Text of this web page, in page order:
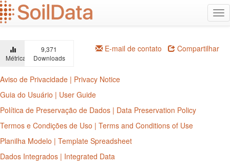
Ir
para
o
principal
Métricas
9,371
Downloads
E-mail de contato Compartilhar
Aviso de Privacidade | Privacy Notice
Guia do Usuário | User Guide
Política de Preservação de Dados | Data Preservation Policy
Termos e Condições de Uso | Terms and Conditions of Use
Planilha Modelo | Template Spreadsheet
Dados Integrados | Integrated Data